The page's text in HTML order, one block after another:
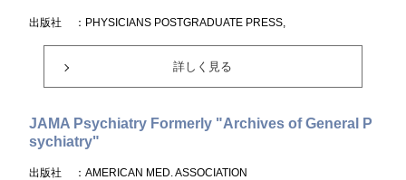
出版社 ：PHYSICIANS POSTGRADUATE PRESS,
詳しく見る
JAMA Psychiatry Formerly "Archives of General P
sychiatry"
出版社 ：AMERICAN MED. ASSOCIATION